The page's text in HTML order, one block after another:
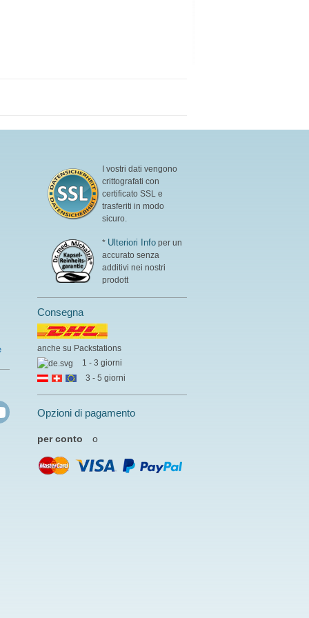
I vostri dati vengono
crittografati con
certificato SSL e
trasferiti in modo
sicuro.
* Ulteriori Info per un
accurato senza
additivi nei nostri
prodott
Consegna
anche su Packstations
1 - 3 giorni
3 - 5 giorni
Opzioni di pagamento
per conto o